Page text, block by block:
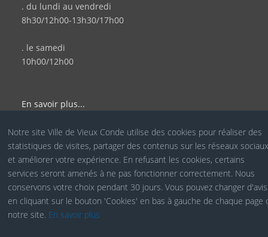
. du lundi au vendredi
8h30/12h00-13h30/17h00
. le samedi
10h00/12h00
En savoir plus...
© Site Officiel de la Ville de Vieux Condé - Réalisé par le
Service COM
Notre site Ville de Vieux Conde utilise des cookies pour réaliser des
statistiques de visites, partager des contenus sur les réseaux
et améliorer votre expérience. En refusant les cookies, certains
services seront amenés à ne pas fonctionner correctement. Nous
conservons votre choix pendant 30 jours. Vous pouvez changer d'avis
en cliquant sur le bouton 'Cookies' en bas à gauche de chaque page
notre site. En savoir plus